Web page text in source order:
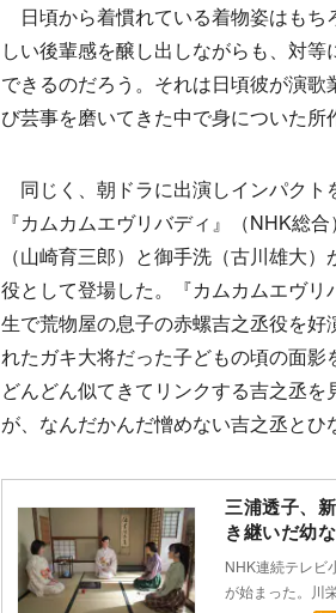
日頃から着慣れている着物姿はもち
しい後輩感を醸し出しながらも、対
できるのだろう。それは日頃彼が演
び芸事を磨いてきた中で身についた所
同じく、朝ドラに出演しインパクト
『カムカムエヴリバディ』（NHK総
（山崎育三郎）と御手洗（古川雄大
役として登場した。『カムカムエヴ
生で荒物屋の息子の赤螺吉之丞役を
れたガキ大将だった子どもの頃の面
どんどん似てきてリンクする吉之丞
が、なんだかんだ憎めない吉之丞とひ
三浦透子、
き継いだ幼
NHK連続テレビ
が始まった。川